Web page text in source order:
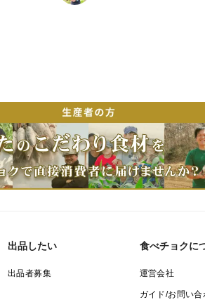
出品したい
出品者募集
食べチョクに
運営会社
ガイド/お問い合